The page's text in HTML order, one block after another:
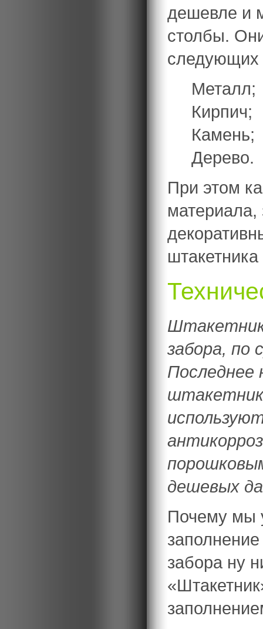
дешевле и
столбы.
следующих
Металл;
Кирпич;
Камень;
Дерево.
При этом
материала,
забора, по
Последнее
дешевых
Почему мы
забора ну